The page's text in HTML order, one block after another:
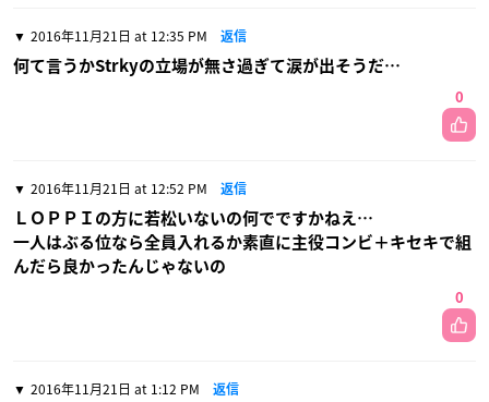
2016年11月21日 at 12:35 PM 返信
何て言うかStrkyの立場が無さ過ぎて涙が出そうだ…
0
2016年11月21日 at 12:52 PM 返信
ＬＯＰＰＩの方に若松いないの何でですかねえ…
一人はぶる位なら全員入れるか素直に主役コンビ＋キセキで組
んだら良かったんじゃないの
0
2016年11月21日 at 1:12 PM 返信